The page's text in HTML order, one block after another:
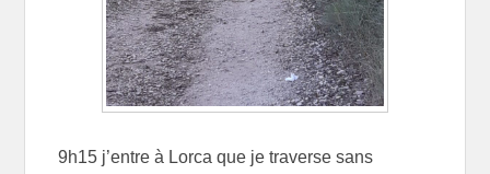
9h15 j’entre à Lorca que je traverse sans